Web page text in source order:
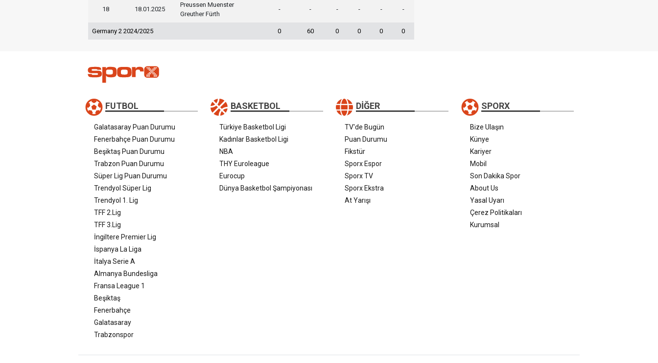
18 18.01.2025
Preussen Muenster
Greuther Fürth
- - - - - -
Germany 2 2024/2025 0 60 0 0 0 0
FUTBOL
Galatasaray Puan Durumu
Fenerbahçe Puan Durumu
Beşiktaş Puan Durumu
Trabzon Puan Durumu
Süper Lig Puan Durumu
Trendyol Süper Lig
Trendyol 1. Lig
TFF 2.Lig
TFF 3.Lig
İngiltere Premier Lig
İspanya La Liga
İtalya Serie A
Almanya Bundesliga
Fransa League 1
Beşiktaş
Fenerbahçe
Galatasaray
Trabzonspor
BASKETBOL
Türkiye Basketbol Ligi
Kadınlar Basketbol Ligi
NBA
THY Euroleague
Eurocup
Dünya Basketbol Şampiyonası
DIĞER
TV'de Bugün
Puan Durumu
Fikstür
Sporx Espor
Sporx TV
Sporx Ekstra
At Yarışı
SPORX
Bize Ulaşın
Künye
Kariyer
Mobil
Son Dakika Spor
About Us
Yasal Uyarı
Çerez Politikaları
Kurumsal